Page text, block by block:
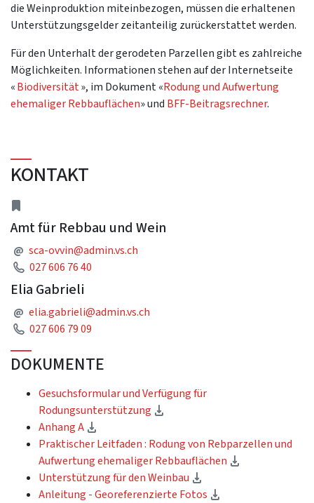
die Weinproduktion miteinbezogen, müssen die erhaltenen
Unterstützungsgelder zeitanteilig zurückerstattet werden.
Für den Unterhalt der gerodeten Parzellen gibt es zahlreiche
Möglichkeiten. Informationen stehen auf der Internetseite
«Biodiversität», im Dokument «Rodung und Aufwertung
ehemaliger Rebbauflächen» und BFF-Beitragsrechner.
KONTAKT
Amt für Rebbau und Wein
@ E-Mail Adresse
sca-ovvin@admin.vs.ch
Telefon
027 606 76 40
Elia Gabrieli
@ E-Mail Adresse
elia.gabrieli@admin.vs.ch
Telefon
027 606 79 09
DOKUMENTE
Gesuchsformular und Verfügung für
Rodungsunterstützung
Anhang A
Praktischer Leitfaden : Rodung von Rebparzellen und
Aufwertung ehemaliger Rebbauflächen
Unterstützung für den Weinbau
Anleitung - Georeferenzierte Fotos